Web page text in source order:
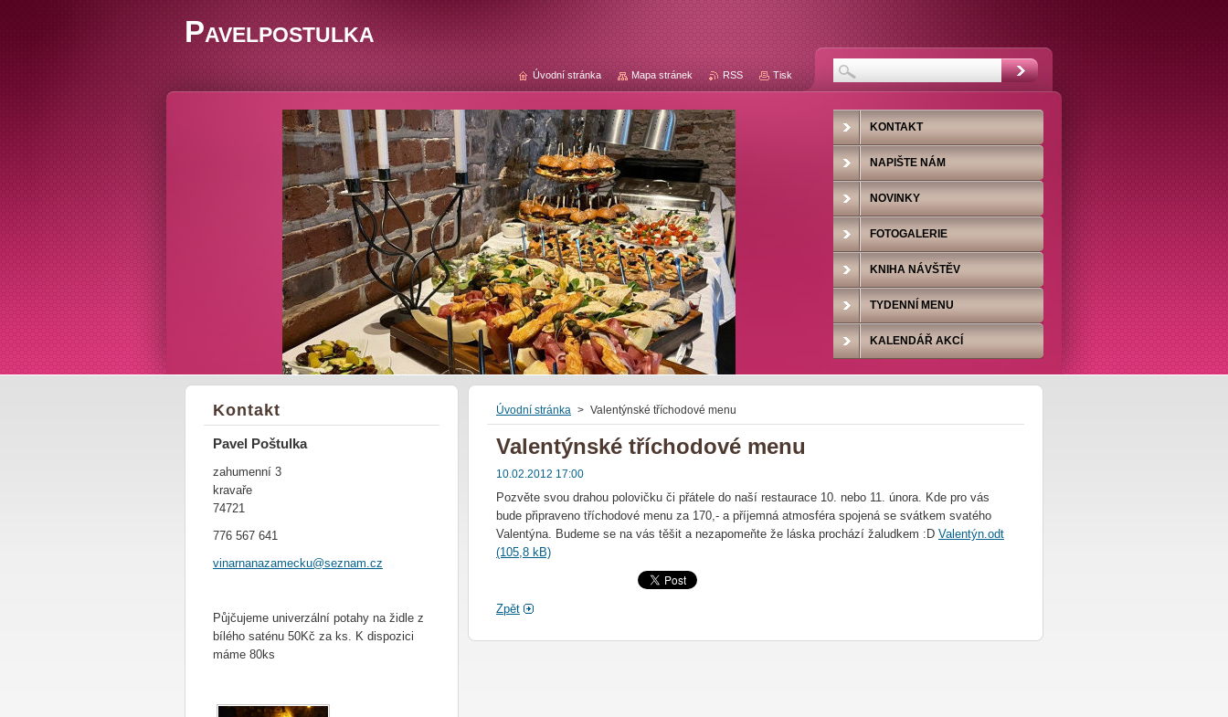
Pavelpostulka
Úvodní stránka > Valentýnské tříchodové menu
Valentýnské tříchodové menu
10.02.2012 17:00
Pozvěte svou drahou polovičku či přátele do naší restaurace 10. nebo 11. února. Kde pro vás
bude připraveno tříchodové menu za 170,- a příjemná atmosféra spojená se svátkem svatého
Valentýna. Budeme se na vás těšit a nezapomeňte že láska prochází žaludkem :D Valentýn.odt
(105,8 kB)
Zpět
Kontakt
Pavel Poštulka
zahumenní 3
kravaře
74721
776 567 641
vinarnanazamecku@seznam.cz
Půjčujeme univerzální potahy na židle z
bílého saténu 50Kč za ks. K dispozici
máme 80ks
KONTAKT
NAPIŠTE NÁM
NOVINKY
FOTOGALERIE
KNIHA NÁVŠTĚV
TYDENNÍ MENU
KALENDÁŘ AKCÍ
Úvodní stránka Mapa stránek RSS Tisk